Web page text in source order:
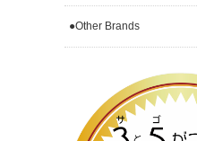
●Other Brands